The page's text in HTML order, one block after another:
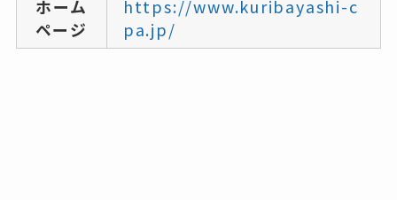
ホーム
ページ
https://www.kuribayashi-c
pa.jp/